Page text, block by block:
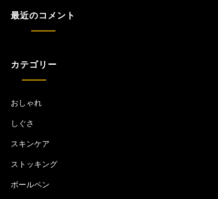
最近のコメント
カテゴリー
おしゃれ
しぐさ
スキンケア
ストッキング
ボールペン